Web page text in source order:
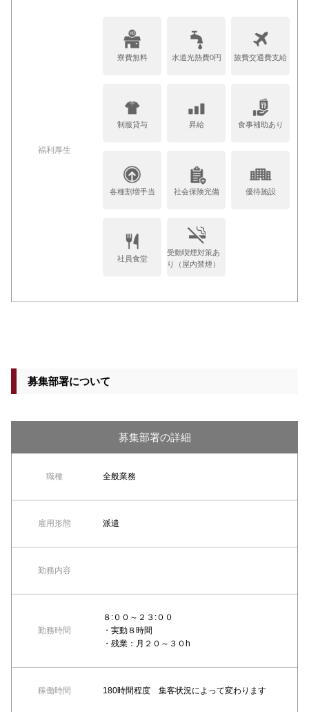
福利厚生
寮費無料 水道光熱費0円 旅費交通費支給
制服貸与 昇給 食事補助あり
各種割増手当 社会保険完備 優待施設
社員食堂
受動喫煙対策あ
り（屋内禁煙）
募集部署について
募集部署の詳細
職種 全般業務
雇用形態 派遣
勤務内容
勤務時間
８:００～２３:００
・実動８時間
・残業：月２０～３０h
稼働時間 180時間程度 集客状況によって変わります